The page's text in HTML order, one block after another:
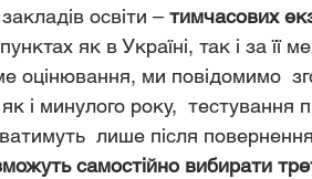
освіти – тимчасових
як в Україні, так і за
оцінювання, ми повідомимо
і минулого року,  тестування
лише після повернення
самостійно вибирати